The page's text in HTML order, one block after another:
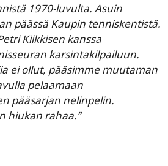
1970-luvulta. Asuin
päässä Kaupin tenniskentistä.
Kiikkisen kanssa
karsintakilpailuun.
ei ollut, pääsimme muutaman
pelaamaan
pääsarjan nelinpelin.
hiukan rahaa.”